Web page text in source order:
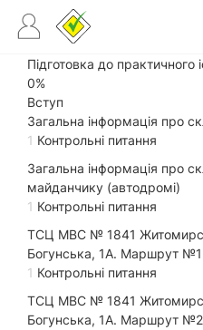
Підготовка до практичного
0%
Вступ
Загальна інформація про
1 Контрольні питання
Загальна інформація про
майданчику (автодромі)
1 Контрольні питання
ТСЦ МВС № 1841
Богунська, 1А. Маршрут №1
1 Контрольні питання
ТСЦ МВС № 1841
Богунська, 1А. Маршрут №2